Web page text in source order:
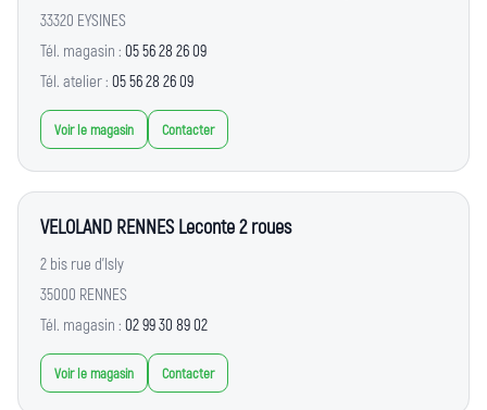
33320 EYSINES
Tél. magasin : 05 56 28 26 09
Tél. atelier : 05 56 28 26 09
Voir le magasin Contacter
VELOLAND RENNES Leconte 2 roues
2 bis rue d'Isly
35000 RENNES
Tél. magasin : 02 99 30 89 02
Voir le magasin Contacter